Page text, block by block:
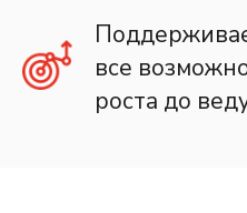
все
роста до